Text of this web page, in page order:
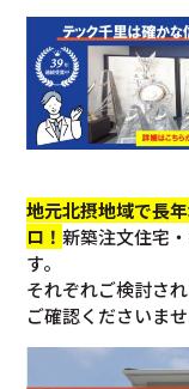
地元北摂地域で長
ロ！新築注文住宅
す。
それぞれご検討さ
ご確認くださいませ